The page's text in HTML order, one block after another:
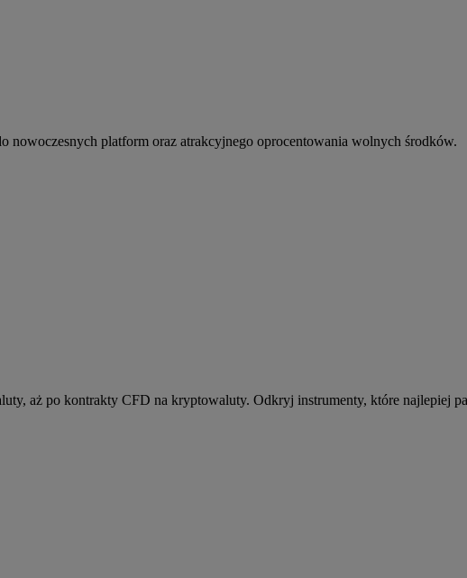
nowoczesnych platform oraz atrakcyjnego oprocentowania wolnych środków.
aż po kontrakty CFD na kryptowaluty. Odkryj instrumenty, które najlepiej